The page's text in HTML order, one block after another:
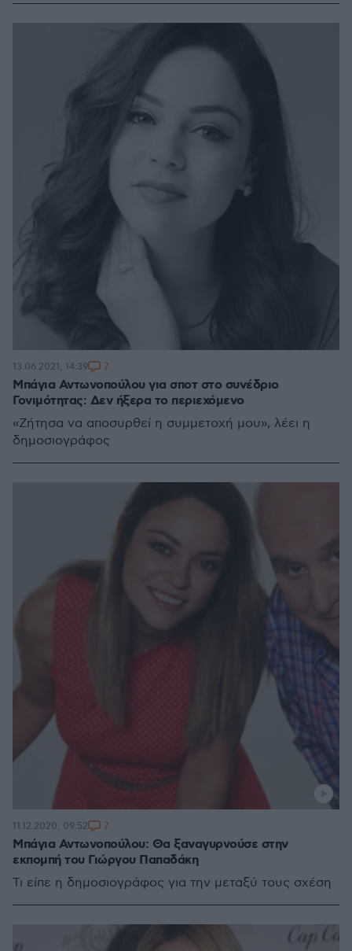
Μπάγια Αντωνοπούλου για σποτ στο συνέδριο
Γονιμότητας: Δεν ήξερα το περιεχόμενο
«Ζήτησα να αποσυρθεί η συμμετοχή μου», λέει η
δημοσιογράφος
13.06.2021, 14:39 7
Μπάγια Αντωνοπούλου: Θα ξαναγυρνούσε στην
εκπομπή του Γιώργου Παπαδάκη
Τι είπε η δημοσιογράφος για την μεταξύ τους σχέση
11.12.2020, 09:52 7